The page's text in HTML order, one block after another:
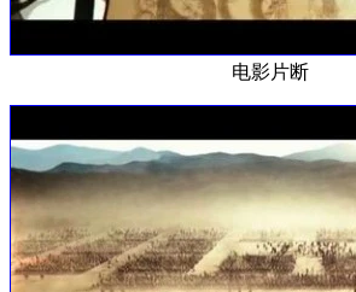
电影片断